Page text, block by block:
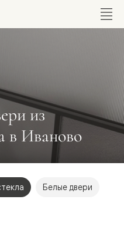
из
в Иваново
Белые двери